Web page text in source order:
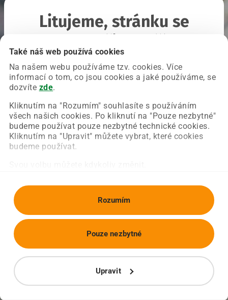
Také náš web používá cookies
Na našem webu používáme tzv. cookies. Více
informací o tom, co jsou cookies a jaké používáme, se
dozvíte zde.
Kliknutím na "Rozumím" souhlasíte s používáním
všech našich cookies. Po kliknutí na "Pouze nezbytné"
budeme používat pouze nezbytné technické cookies.
Kliknutím na "Upravit" můžete vybrat, které cookies
budeme používat.
Rozumím
Upravit
Pouze nezbytné
Litujeme, stránku se
Chyba nastala na naší straně a už ji opravujeme.
Zkuste prosím znovu načíst požadovanou stránku.
Obnovit stránku Úvodní strana